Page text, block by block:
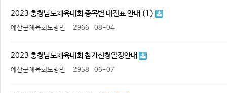
2023 충청남도체육대회 종목별 대진표 안내 (1)
예산군체육회노병민 2966 08-04
2023 충청남도체육대회 참가신청일정안내
예산군체육회노병민 2958 06-07